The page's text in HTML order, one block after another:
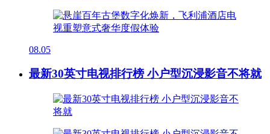
08.05
最新30英寸电视排行榜 小户型沉浸影音不将就